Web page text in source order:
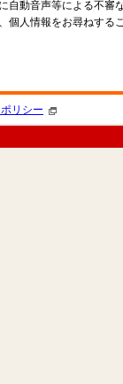
自動音声等による不審
個人情報をお尋ねする
リシー